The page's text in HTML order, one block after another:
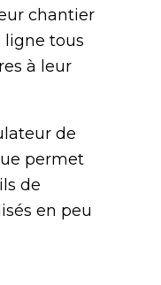
chantier
tous
à leur
de
permet
de
en peu